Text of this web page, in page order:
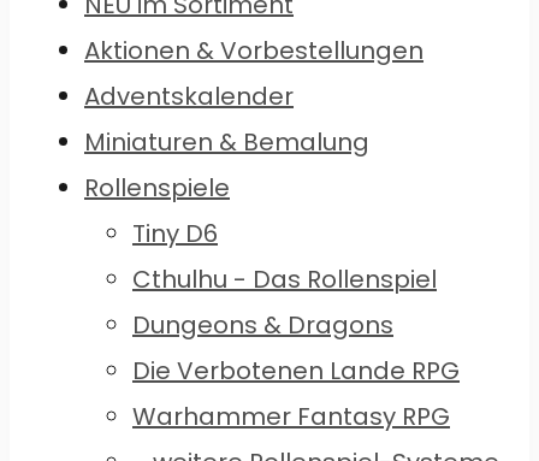
Aktionen & Vorbestellungen
Adventskalender
Miniaturen & Bemalung
Rollenspiele
Tiny D6
Cthulhu - Das Rollenspiel
Dungeons & Dragons
Die Verbotenen Lande RPG
Warhammer Fantasy RPG